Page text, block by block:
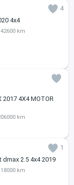
4
4x4
km
2017 4X4 MOTOR
km
1
dmax 2.5 4x4 2019
km